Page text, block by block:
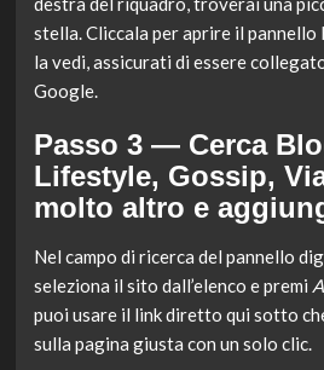
stella. Cliccala per aprire il pannello
la vedi, assicurati di essere
Google.
Passo 3 — Cerca
Lifestyle, Gossip,
molto altro e
Nel campo di ricerca del pannello
seleziona il sito dall’elenco e premi
puoi usare il link diretto qui sotto
sulla pagina giusta con un solo clic.